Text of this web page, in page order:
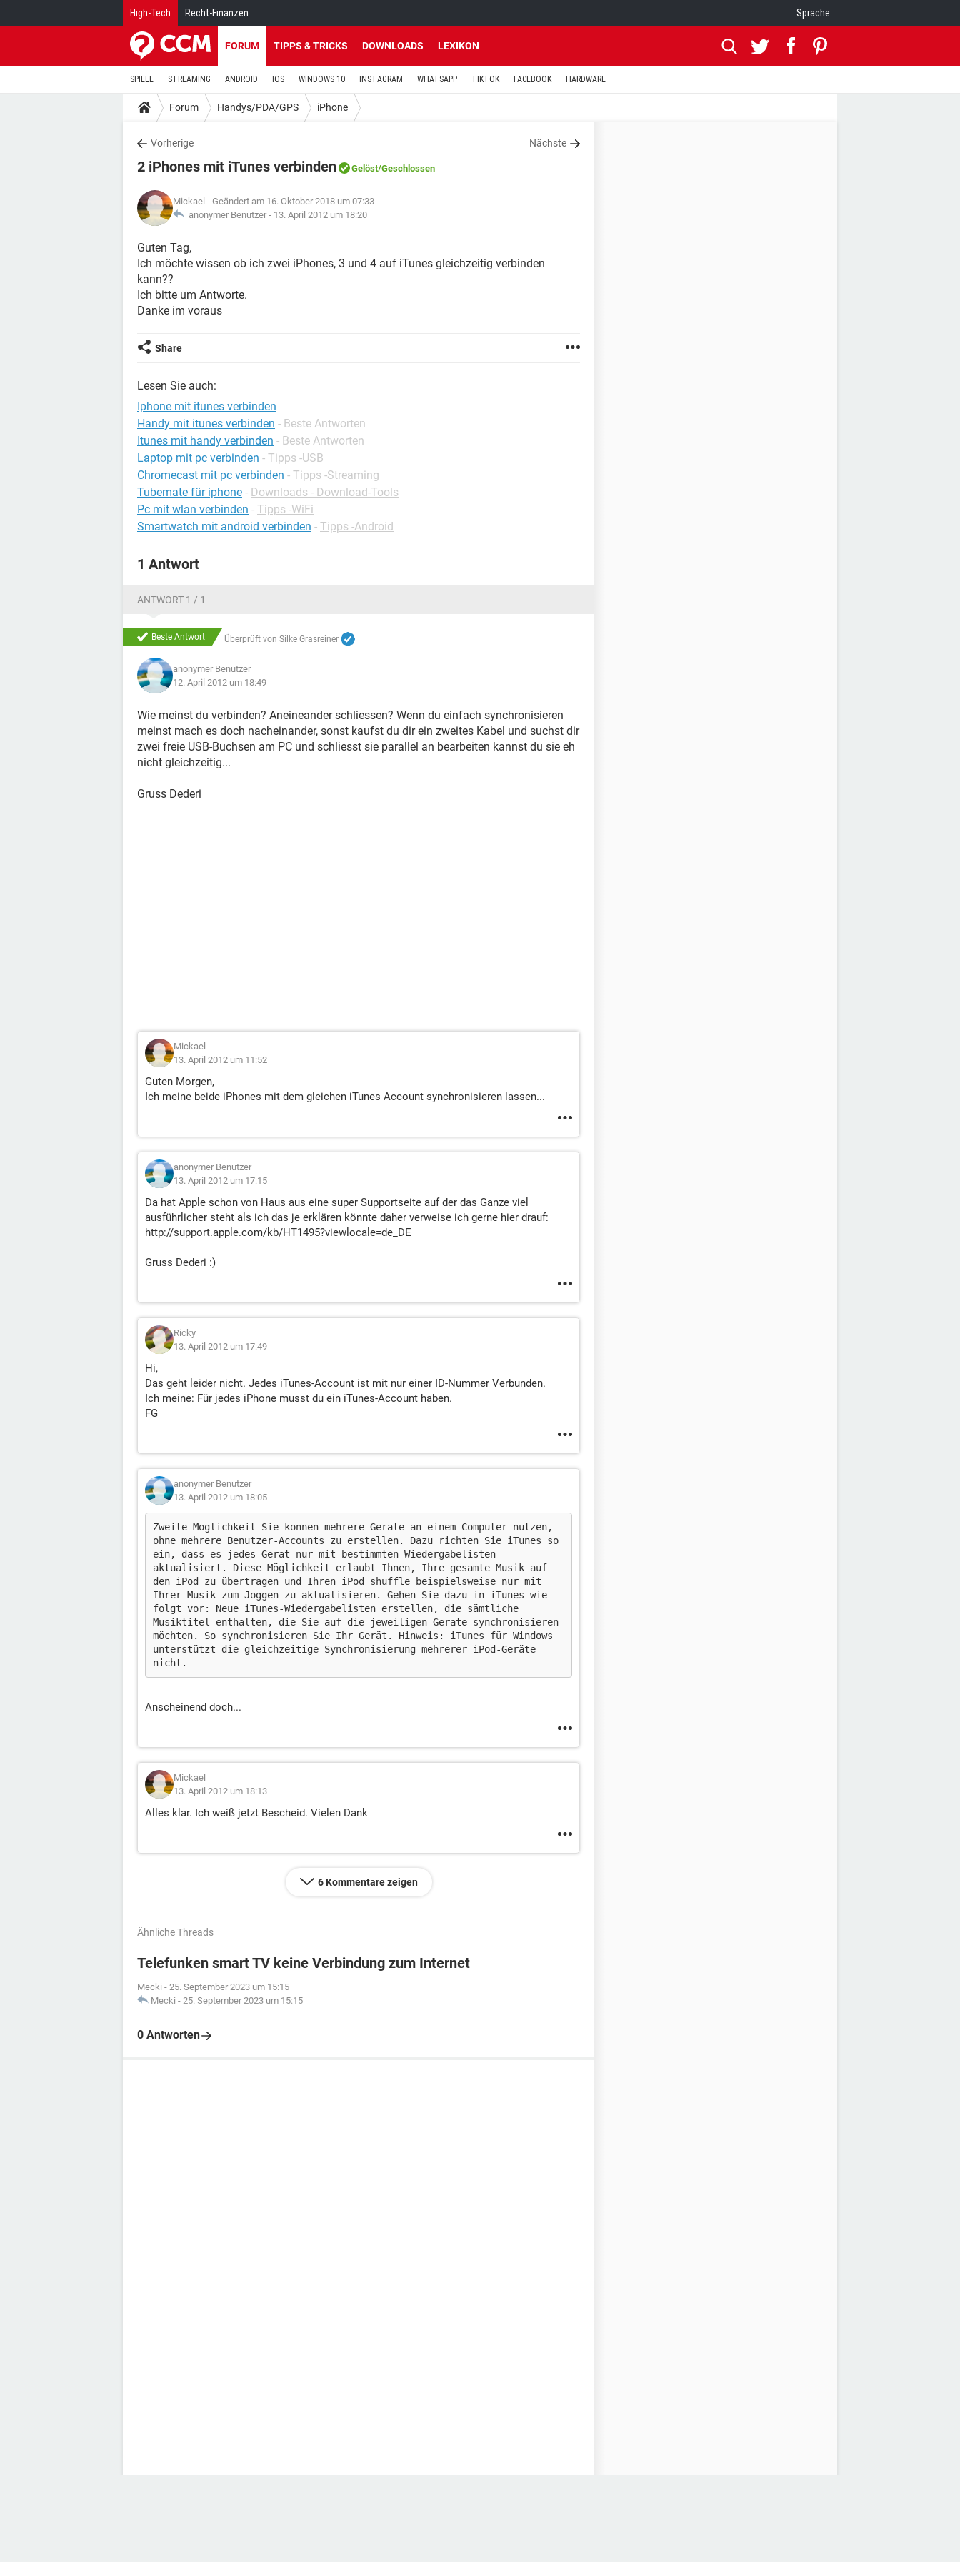
High-Tech Recht-Finanzen Sprache
FORUM TIPPS & TRICKS DOWNLOADS LEXIKON
SPIELE STREAMING ANDROID IOS WINDOWS 10 INSTAGRAM WHATSAPP TIKTOK FACEBOOK HARDWARE
Forum Handys/PDA/GPS iPhone
Vorherige Nächste
2 iPhones mit iTunes verbinden Gelöst/Geschlossen
Mickael - Geändert am 16. Oktober 2018 um 07:33
anonymer Benutzer - 13. April 2012 um 18:20
Guten Tag,
Ich möchte wissen ob ich zwei iPhones, 3 und 4 auf iTunes gleichzeitig verbinden
kann??
Ich bitte um Antworte.
Danke im voraus
Share
Lesen Sie auch:
Iphone mit itunes verbinden
Handy mit itunes verbinden - Beste Antworten
Itunes mit handy verbinden - Beste Antworten
Laptop mit pc verbinden - Tipps -USB
Chromecast mit pc verbinden - Tipps -Streaming
Tubemate für iphone - Downloads - Download-Tools
Pc mit wlan verbinden - Tipps -WiFi
Smartwatch mit android verbinden - Tipps -Android
1 Antwort
ANTWORT 1 / 1
Beste Antwort Überprüft von Silke Grasreiner
anonymer Benutzer
12. April 2012 um 18:49
Wie meinst du verbinden? Aneineander schliessen? Wenn du einfach synchronisieren
meinst mach es doch nacheinander, sonst kaufst du dir ein zweites Kabel und suchst dir
zwei freie USB-Buchsen am PC und schliesst sie parallel an bearbeiten kannst du sie eh
nicht gleichzeitig...
Gruss Dederi
Mickael
13. April 2012 um 11:52
Guten Morgen,
Ich meine beide iPhones mit dem gleichen iTunes Account synchronisieren lassen...
anonymer Benutzer
13. April 2012 um 17:15
Da hat Apple schon von Haus aus eine super Supportseite auf der das Ganze viel
ausführlicher steht als ich das je erklären könnte daher verweise ich gerne hier drauf:
http://support.apple.com/kb/HT1495?viewlocale=de_DE
Gruss Dederi :)
Ricky
13. April 2012 um 17:49
Hi,
Das geht leider nicht. Jedes iTunes-Account ist mit nur einer ID-Nummer Verbunden.
Ich meine: Für jedes iPhone musst du ein iTunes-Account haben.
FG
anonymer Benutzer
13. April 2012 um 18:05
Zweite Möglichkeit Sie können mehrere Geräte an einem Computer nutzen,
ohne mehrere Benutzer-Accounts zu erstellen. Dazu richten Sie iTunes so
ein, dass es jedes Gerät nur mit bestimmten Wiedergabelisten
aktualisiert. Diese Möglichkeit erlaubt Ihnen, Ihre gesamte Musik auf
den iPod zu übertragen und Ihren iPod shuffle beispielsweise nur mit
Ihrer Musik zum Joggen zu aktualisieren. Gehen Sie dazu in iTunes wie
folgt vor: Neue iTunes-Wiedergabelisten erstellen, die sämtliche
Musiktitel enthalten, die Sie auf die jeweiligen Geräte synchronisieren
möchten. So synchronisieren Sie Ihr Gerät. Hinweis: iTunes für Windows
unterstützt die gleichzeitige Synchronisierung mehrerer iPod-Geräte
nicht.
Anscheinend doch...
Mickael
13. April 2012 um 18:13
Alles klar. Ich weiß jetzt Bescheid. Vielen Dank
6 Kommentare zeigen
Ähnliche Threads
Telefunken smart TV keine Verbindung zum Internet
Mecki - 25. September 2023 um 15:15
Mecki - 25. September 2023 um 15:15
0 Antworten